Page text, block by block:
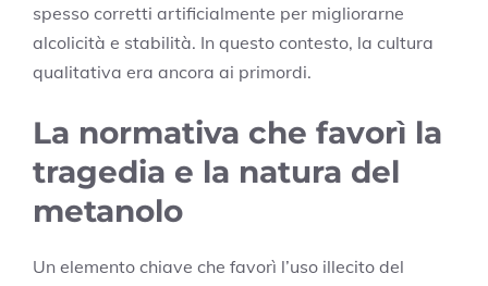
spesso corretti artificialmente per migliorarne
alcolicità e stabilità. In questo contesto, la cultura
qualitativa era ancora ai primordi.
La normativa che favorì la
tragedia e la natura del
metanolo
Un elemento chiave che favorì l’uso illecito del